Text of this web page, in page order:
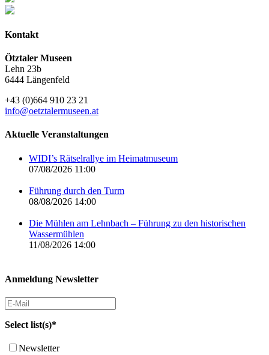
Kontakt
Ötztaler Museen
Lehn 23b
6444 Längenfeld
+43 (0)664 910 23 21
info@oetztalermuseen.at
Aktuelle Veranstaltungen
WIDI’s Rätselrallye im Heimatmuseum
07/08/2026 11:00
Führung durch den Turm
08/08/2026 14:00
Die Mühlen am Lehnbach – Führung zu den historischen
Wassermühlen
11/08/2026 14:00
Anmeldung Newsletter
Select list(s)*
Newsletter